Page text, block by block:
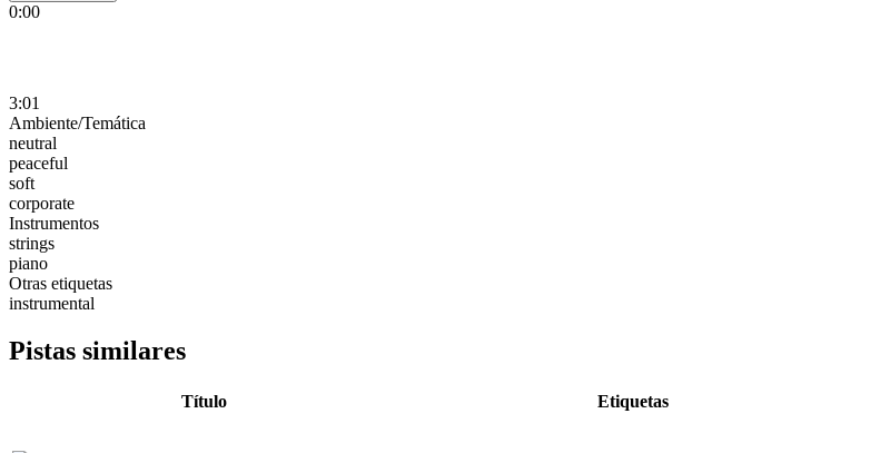
0:00
3:01
Ambiente/Temática
neutral
peaceful
soft
corporate
Instrumentos
strings
piano
Otras etiquetas
instrumental
Pistas similares
Título Etiquetas